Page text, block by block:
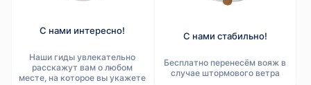
С нами интересно!
Наши гиды увлекательно
расскажут вам о любом
месте, на которое вы укажете
С нами стабильно!
Бесплатно перенесём вояж в
случае штормового ветра